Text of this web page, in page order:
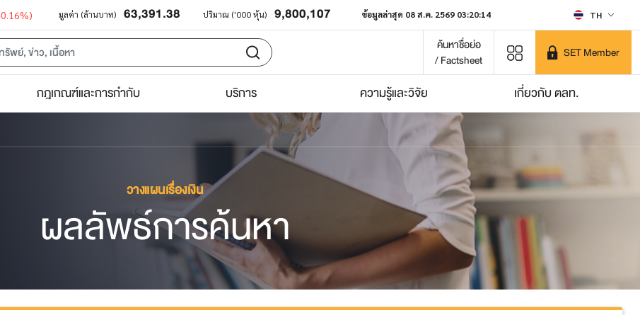
มูลค่า (ล้านบาท) 63,391.38 ปริมาณ ('000 หุ้น) 9,800,107 ข้อมูลล่าสุด 08 ส.ค. 2569 03:20:14 TH
ค้นหาชื่อย่อ
/ Factsheet
SET Member
กฎเกณฑ์และการกำกับ บริการ ความรู้และวิจัย เกี่ยวกับ ตลท.
วางแผนเรื่องเงิน
ผลลัพธ์การค้นหา